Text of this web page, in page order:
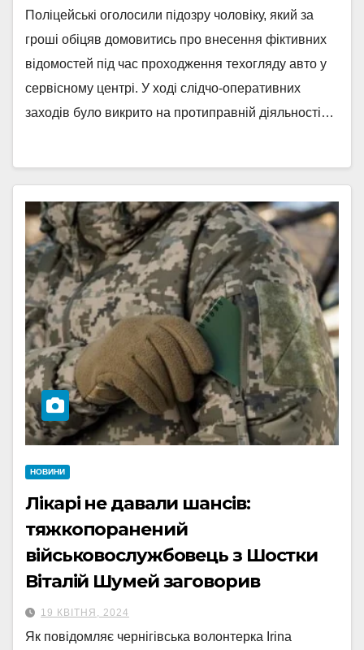
Поліцейські оголосили підозру чоловіку, який за
гроші обіцяв домовитись про внесення фіктивних
відомостей під час проходження техогляду авто у
сервісному центрі. У ході слідчо-оперативних
заходів було викрито на протиправній діяльності…
НОВИНИ
Лікарі не давали шансів:
тяжкопоранений
військовослужбовець з Шостки
Віталій Шумей заговорив
19 КВІТНЯ, 2024
Як повідомляє чернігівська волонтерка Irina